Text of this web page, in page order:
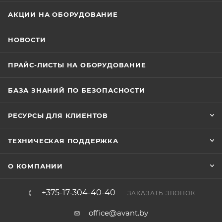
АКЦИИ НА ОБОРУДОВАНИЕ
НОВОСТИ
ПРАЙС-ЛИСТЫ НА ОБОРУДОВАНИЕ
БАЗА ЗНАНИЙ ПО БЕЗОПАСНОСТИ
РЕСУРСЫ ДЛЯ КЛИЕНТОВ
ТЕХНИЧЕСКАЯ ПОДДЕРЖКА
О КОМПАНИИ
+375-17-304-40-40 ЗАКАЗАТЬ ЗВОНОК
office@avant.by